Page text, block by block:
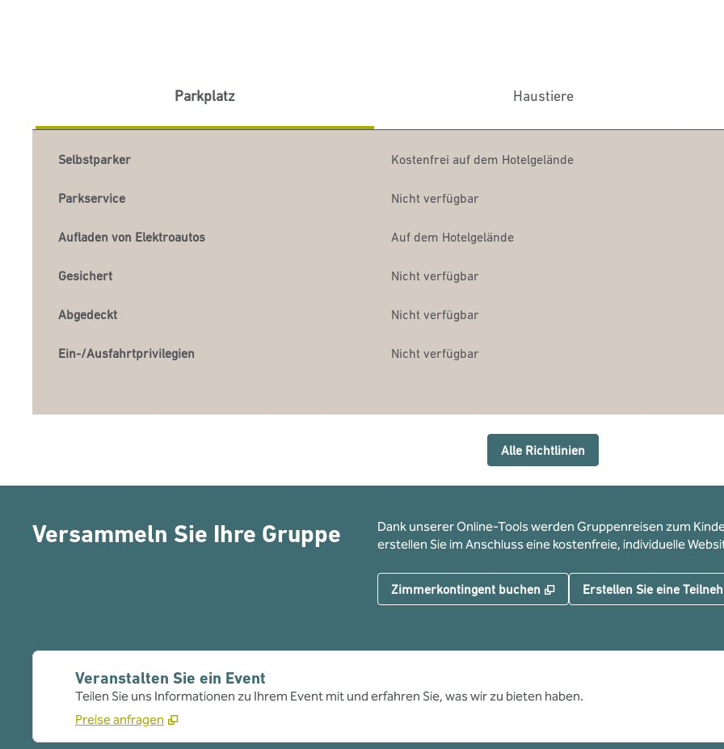
Parkplatz Haustiere
Selbstparker Kostenfrei auf dem Hotelgelände
Parkservice Nicht verfügbar
Aufladen von Elektroautos Auf dem Hotelgelände
Gesichert Nicht verfügbar
Abgedeckt Nicht verfügbar
Ein-/Ausfahrtprivilegien Nicht verfügbar
Alle Richtlinien
Versammeln Sie Ihre Gruppe
Dank unserer Online-Tools werden Gruppenreisen zum
erstellen Sie im Anschluss eine kostenfreie, individuelle
Zimmerkontingent buchen , Öffnet eine neue
Erstellen Sie eine
Veranstalten Sie ein Event
Teilen Sie uns Informationen zu Ihrem Event mit und erfahren Sie, was wir zu bieten haben.
Preise anfragen